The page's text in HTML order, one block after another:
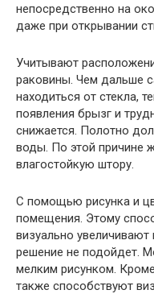
непосредственно на
даже при открывании
Учитывают
раковины. Чем дальше
находиться от стекла,
появления брызг и
снижается. Полотно
воды. По этой причине
влагостойкую штору.
С помощью рисунка и
помещения. Этому
визуально
решение не подойдет.
мелким рисунком.
также способствуют